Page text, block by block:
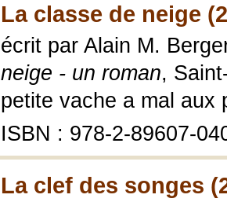
La classe de neige
écrit par Alain M.
neige - un roman,
petite vache a mal aux
ISBN : 978-2-89607-
La clef des songes